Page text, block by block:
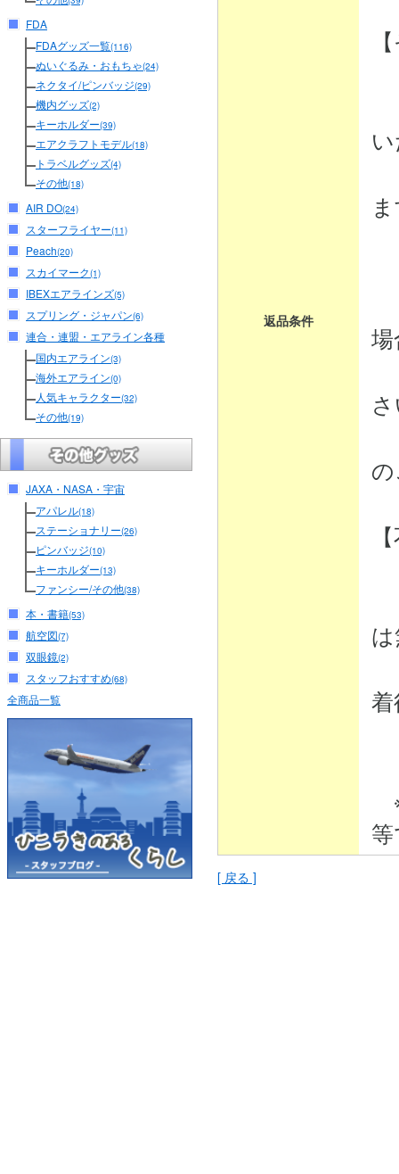
FDA
FDAグッズ一覧(116)
ぬいぐるみ・おもちゃ(24)
ネクタイ/ピンバッジ(29)
機内グッズ(2)
キーホルダー(39)
エアクラフトモデル(18)
トラベルグッズ(4)
その他(18)
AIR DO(24)
スターフライヤー(11)
Peach(20)
スカイマーク(1)
IBEXエアラインズ(5)
スプリング・ジャパン(6)
連合・連盟・エアライン各種
国内エアライン(3)
海外エアライン(0)
人気キャラクター(32)
その他(19)
JAXA・NASA・宇宙
アパレル(18)
ステーショナリー(26)
ピンバッジ(10)
キーホルダー(13)
ファンシー/その他(38)
本・書籍(53)
航空図(7)
双眼鏡(2)
スタッフおすすめ(68)
全商品一覧
返品条件
[ 戻る ]